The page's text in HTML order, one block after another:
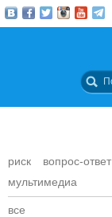
риск вопрос-ответ
мультимедиа
все